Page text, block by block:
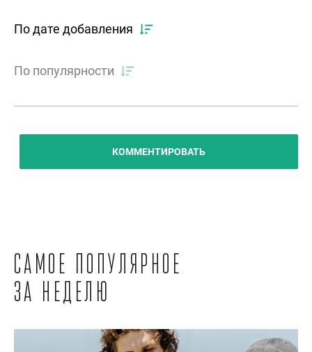
По дате добавления
По популярности
КОММЕНТИРОВАТЬ
Самое популярное
за неделю